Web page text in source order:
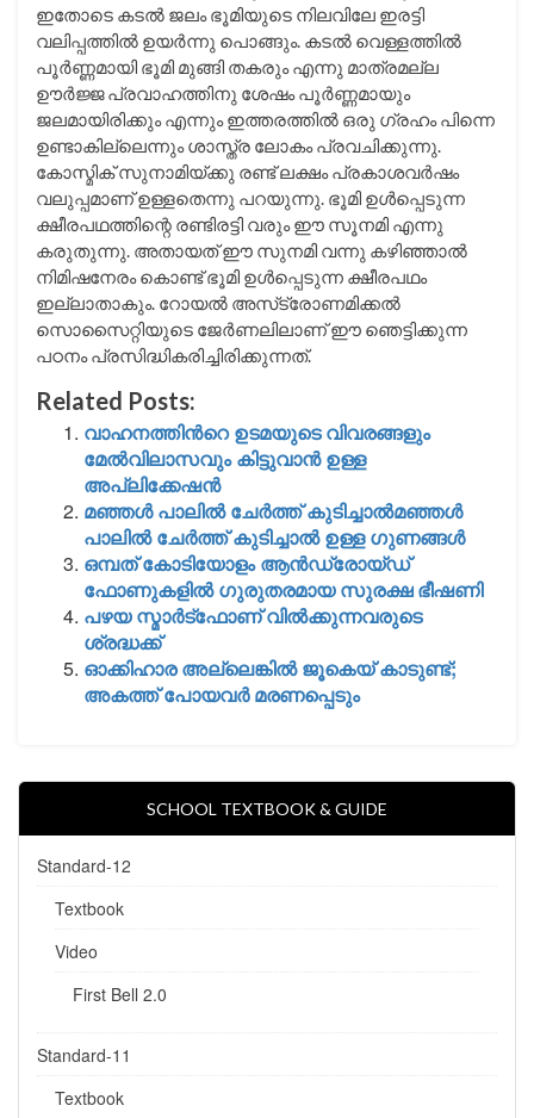
ഇതോടെ കടൽ ജലം ഭൂമിയുടെ നിലവിലേ ഇരട്ടി
വലിപ്പത്തിൽ ഉയർന്നു പൊങ്ങും. കടൽ വെള്ളത്തിൽ
പൂർണ്ണമായി ഭൂമി മുങ്ങി തകരും എന്നു മാത്രമല്ല
ഊർജ്ജ പ്രവാഹത്തിനു ശേഷം പൂർണ്ണമായും
ജലമായിരിക്കും എന്നും ഇത്തരത്തിൽ ഒരു ഗ്രഹം പിന്നെ
ഉണ്ടാകില്ലെന്നും ശാസ്ത്ര ലോകം പ്രവചിക്കുന്നു.
കോസ്മിക് സുനാമിയ്ക്കു രണ്ട് ലക്ഷം പ്രകാശവര്‍ഷം
വലുപ്പമാണ് ഉള്ളതെന്നു പറയുന്നു. ഭൂമി ഉള്‍പ്പെടുന്ന
ക്ഷീരപഥത്തിന്റെ രണ്ടിരട്ടി വരും ഈ സൂനമി എന്നു
കരുതുന്നു. അതായത് ഈ സുനമി വന്നു കഴിഞ്ഞാല്‍
നിമിഷനേരം കൊണ്ട് ഭൂമി ഉള്‍പ്പെടുന്ന ക്ഷീരപഥം
ഇല്ലാതാകും. റോയല്‍ അസ്‌ട്രോണമിക്കല്‍
സൊസൈറ്റിയുടെ ജേര്‍ണലിലാണ് ഈ ഞെട്ടിക്കുന്ന
പഠനം പ്രസിദ്ധികരിച്ചിരിക്കുന്നത്.
Related Posts:
വാഹനത്തിന്‍റെ ഉടമയുടെ വിവരങ്ങളും
മേല്‍വിലാസവും കിട്ടുവാന്‍ ഉള്ള
അപ്ലിക്കേഷൻ
മഞ്ഞള്‍ പാലില്‍ ചേര്‍ത്ത് കുടിച്ചാല്‍മഞ്ഞള്‍
പാലില്‍ ചേര്‍ത്ത് കുടിച്ചാല്‍ ഉള്ള ഗുണങ്ങൾ
ഒമ്പത് കോടിയോളം ആന്‍ഡ്രോയ്ഡ്
ഫോണുകളില്‍ ഗുരുതരമായ സുരക്ഷ ഭീഷണി
പഴയ സ്മാർട്ഫോണ് വിൽക്കുന്നവരുടെ
ശ്രദ്ധക്ക്
ഓക്കിഹാര അല്ലെങ്കില്‍ ജൂകെയ് കാടുണ്ട്;
അകത്ത് പോയവര്‍ മരണപ്പെടും
SCHOOL TEXTBOOK & GUIDE
Standard-12
Textbook
Video
First Bell 2.0
Standard-11
Textbook